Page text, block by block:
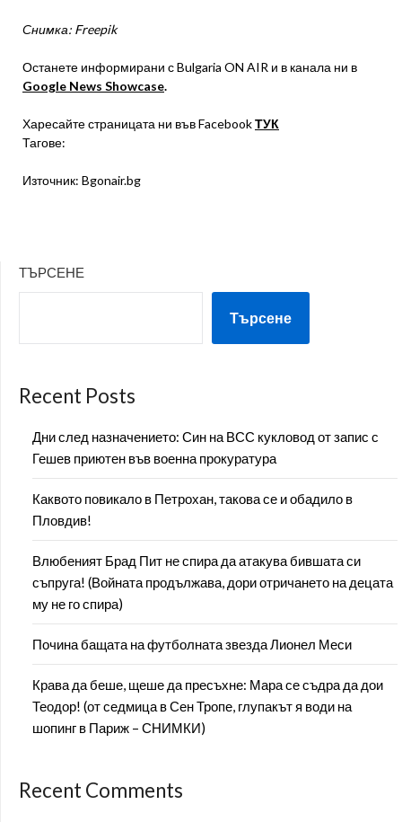
Снимка: Freepik
Останете информирани с Bulgaria ON AIR и в канала ни в
Google News Showcase.
Харесайте страницата ни във FacebookТУК
Тагове:
Източник: Bgonair.bg
ТЪРСЕНЕ
Търсене
Recent Posts
Дни след назначението: Син на ВСС кукловод от запис с
Гешев приютен във военна прокуратура
Каквото повикало в Петрохан, такова се и обадило в
Пловдив!
Влюбеният Брад Пит не спира да атакува бившата си
съпруга! (Войната продължава, дори отричането на децата
му не го спира)
Почина бащата на футболната звезда Лионел Меси
Крава да беше, щеше да пресъхне: Мара се съдра да дои
Теодор! (от седмица в Сен Тропе, глупакът я води на
шопинг в Париж – СНИМКИ)
Recent Comments